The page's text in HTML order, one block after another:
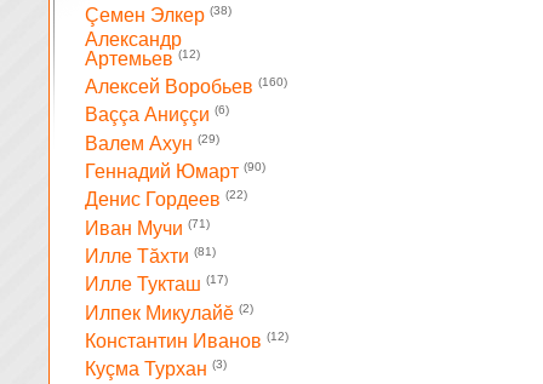
Çемен Элкер (38)
Александр
Артемьев (12)
Алексей Воробьев (160)
Ваççа Аниççи (6)
Валем Ахун (29)
Геннадий Юмарт (90)
Денис Гордеев (22)
Иван Мучи (71)
Илле Тăхти (81)
Илле Тукташ (17)
Илпек Микулайĕ (2)
Константин Иванов (12)
Куçма Турхан (3)